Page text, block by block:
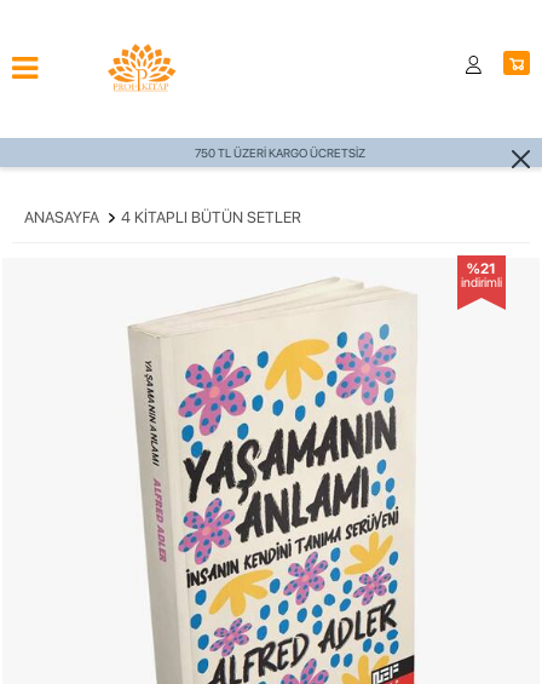
750 TL ÜZERİ KARGO ÜCRETSİZ
ANASAYFA 4 KITAPLI BÜTÜN SETLER
%21
indirimli